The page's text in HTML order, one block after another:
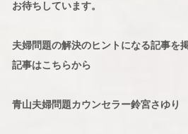
お待ちしています。
夫婦問題の解決のヒントになる記事を
記事はこちらから
青山夫婦問題カウンセラー鈴宮さゆり